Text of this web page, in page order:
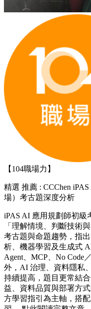
【104職場力】
精選 推薦 : CCChen
場）考古題深度分析
iPAS AI 應用規劃師初級
「理解情境、判斷技術
考古題與命題趨勢，指
析、機器學習及生成式
Agent、MCP、No Code
外，AI 治理、資料隱私
持續提高，題目更常結
益、資料品質與部署方
方學習指引為主軸，搭